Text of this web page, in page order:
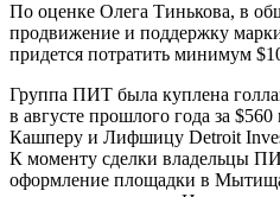
По оценке Олега Тинькова, в
продвижение и поддержку
придется потратить минимум
Группа ПИТ была куплена
в августе прошлого года за
Кашперу и Лифшицу Detroit
К моменту сделки владельцы
оформление площадки в